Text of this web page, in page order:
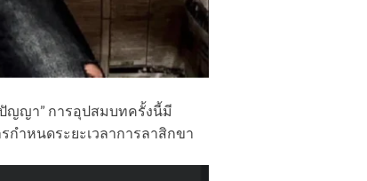
ปัญญา” การอุปสมบทครั้งนี้มี
ำหนดระยะเวลาการลาสิกขา